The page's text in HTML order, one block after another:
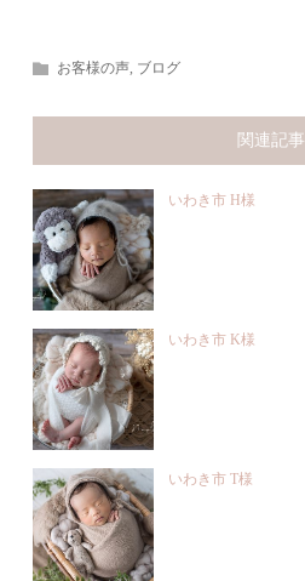
お客様の声, ブログ
関連記事
いわき市 H様
いわき市 K様
いわき市 T様